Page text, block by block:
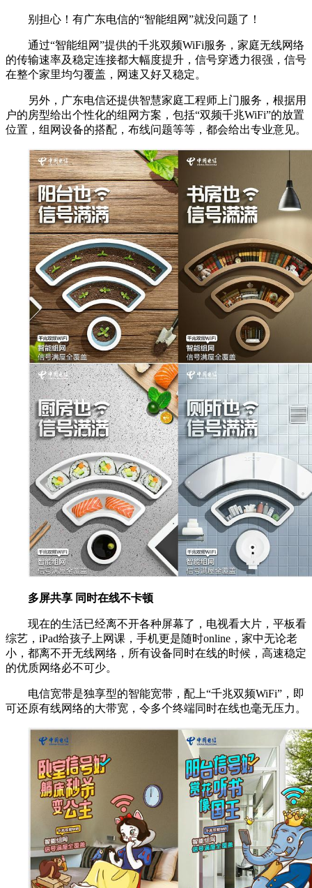
别担心！有广东电信的“智能组网”就没问题了！
通过“智能组网”提供的千兆双频WiFi服务，家庭无线网络
的传输速率及稳定连接都大幅度提升，信号穿透力很强，信号
在整个家里均匀覆盖，网速又好又稳定。
另外，广东电信还提供智慧家庭工程师上门服务，根据用
户的房型给出个性化的组网方案，包括“双频千兆WiFi”的放置
位置，组网设备的搭配，布线问题等等，都会给出专业意见。
多屏共享 同时在线不卡顿
现在的生活已经离不开各种屏幕了，电视看大片，平板看
综艺，iPad给孩子上网课，手机更是随时online，家中无论老
小，都离不开无线网络，所有设备同时在线的时候，高速稳定
的优质网络必不可少。
电信宽带是独享型的智能宽带，配上“千兆双频WiFi”，即
可还原有线网络的大带宽，令多个终端同时在线也毫无压力。